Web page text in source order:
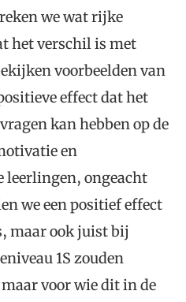
we wat rijke
het verschil is met
voorbeelden van
effect dat het
kan hebben op de
en
leerlingen, ongeacht
we een positief effect
maar ook juist bij
1S zouden
voor wie dit in de